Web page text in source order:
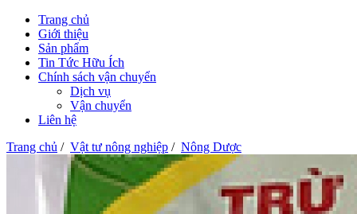
Trang chủ
Giới thiệu
Sản phẩm
Tin Tức Hữu Ích
Chính sách vận chuyển
Dịch vụ
Vận chuyển
Liên hệ
Trang chủ / Vật tư nông nghiệp / Nông Dược